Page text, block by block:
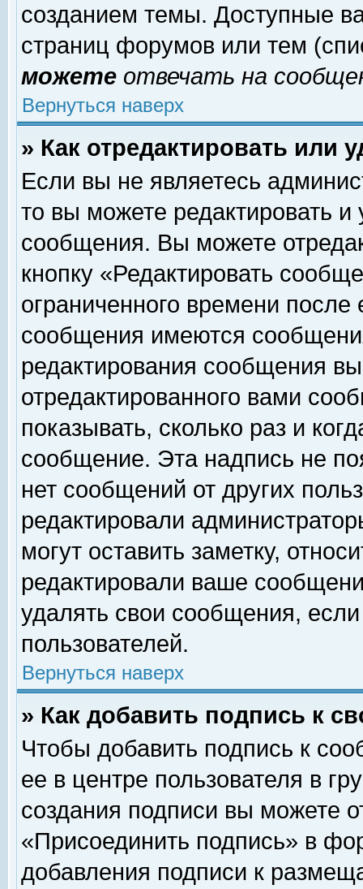
созданием темы. Доступные
страниц форумов или тем
можете отвечать на
Вернуться наверх
» Как отредактировать или
Если вы не являетесь
то вы можете редактировать и
сообщения. Вы можете
кнопку «Редактировать
ограниченного времени
сообщения имеются
редактирования сообщения
отредактированного вами
показывать, сколько раз и
сообщение. Эта надпись не
нет сообщений от других
редактировали
могут оставить заметку,
редактировали ваше
удалять свои сообщения,
пользователей.
Вернуться наверх
» Как добавить подпись к
Чтобы добавить подпись к
ее в центре пользователя в
создания подписи вы можете
«Присоединить подпись» в
добавления подписи к